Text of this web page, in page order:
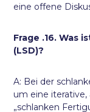
eine offene
Frage .16. Was
(LSD)?
A: Bei der
um eine
„schlanken